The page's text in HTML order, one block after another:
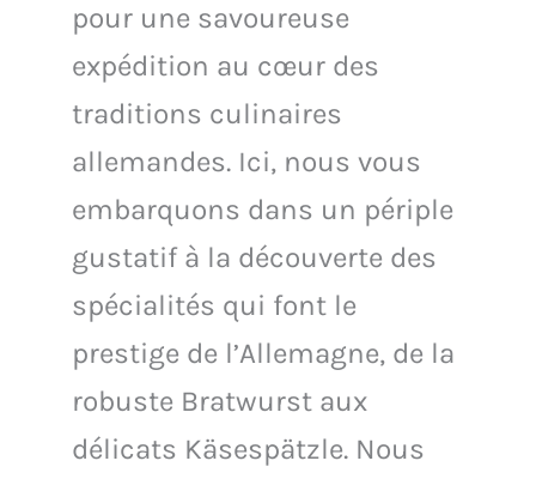
pour une savoureuse
expédition au cœur des
traditions culinaires
allemandes. Ici, nous vous
embarquons dans un périple
gustatif à la découverte des
spécialités qui font le
prestige de l’Allemagne, de la
robuste Bratwurst aux
délicats Käsespätzle. Nous